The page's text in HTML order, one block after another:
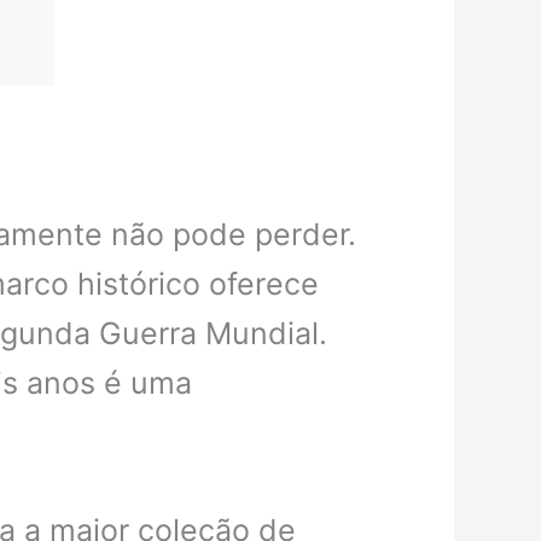
não pode perder.
histórico oferece
Guerra Mundial.
anos é uma
a maior coleção de